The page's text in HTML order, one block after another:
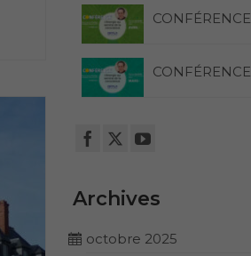
CONFÉRENCE
CONFÉRENCE
Archives
octobre 2025